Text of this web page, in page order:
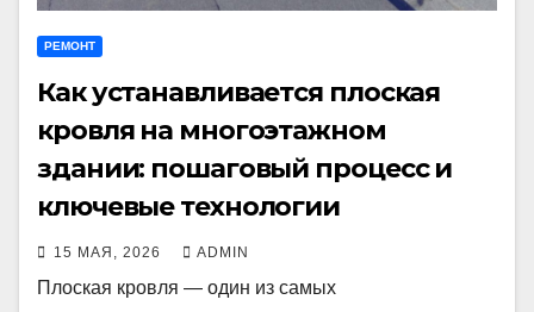
РЕМОНТ
Как устанавливается плоская
кровля на многоэтажном
здании: пошаговый процесс и
ключевые технологии
15 МАЯ, 2026 ADMIN
Плоская кровля — один из самых